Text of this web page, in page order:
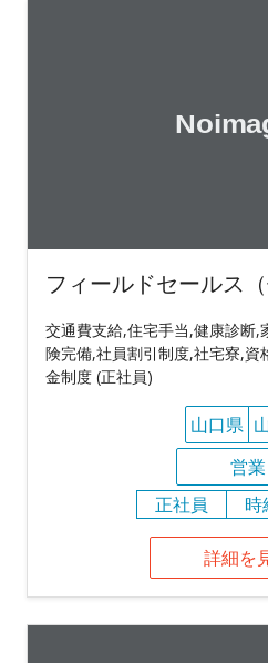
フィールドセールス（
交通費支給,住宅手当,健康診断,
険完備,社員割引制度,社宅寮,資
金制度 (正社員)
山口県
営業
正社員
時
詳細を